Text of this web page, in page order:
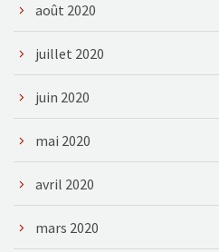
août 2020
juillet 2020
juin 2020
mai 2020
avril 2020
mars 2020